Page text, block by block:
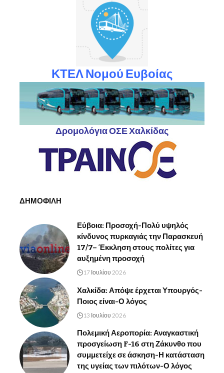
ΚΤΕΛ Νομού Ευβοίας
Δρομολόγια ΟΣΕ Χαλκίδας
ΔΗΜΟΦΙΛΗ
Εύβοια: Προσοχή-Πολύ υψηλός
κίνδυνος πυρκαγιάς την Παρασκευή
17/7– Έκκληση στους πολίτες για
αυξημένη προσοχή
17 Ιουλίου 2026
Χαλκίδα: Απόψε έρχεται Υπουργός-
Ποιος είναι-Ο λόγος
13 Ιουλίου 2026
Πολεμική Αεροπορία: Αναγκαστική
προσγείωση F-16 στη Ζάκυνθο που
συμμετείχε σε άσκηση-Η κατάσταση
της υγείας των πιλότων-Ο λόγος